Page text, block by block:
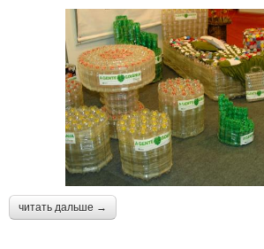
читать дальше →